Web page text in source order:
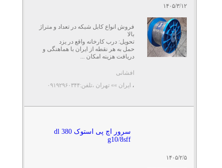
۱۴۰۵/۳/۱۲
فروش انواع کابل شبکه در تعداد و متراژ
بالا
تحویل: درب کارخانه واقع در یزد
حمل به هر نقطه از ایران با هماهنگی و
دریافت هزینه امکان ...
افشانی
، ایران »» تهران ،تلفن:۰۹۱۹۲۹۶۰۳۴۴
۱۴۰۵/۲/۵
سرور اچ پی استوک dl 380
g10/8sff